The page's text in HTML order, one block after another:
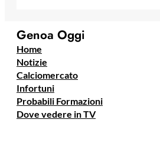
Genoa Oggi
Home
Notizie
Calciomercato
Infortuni
Probabili Formazioni
Dove vedere in TV